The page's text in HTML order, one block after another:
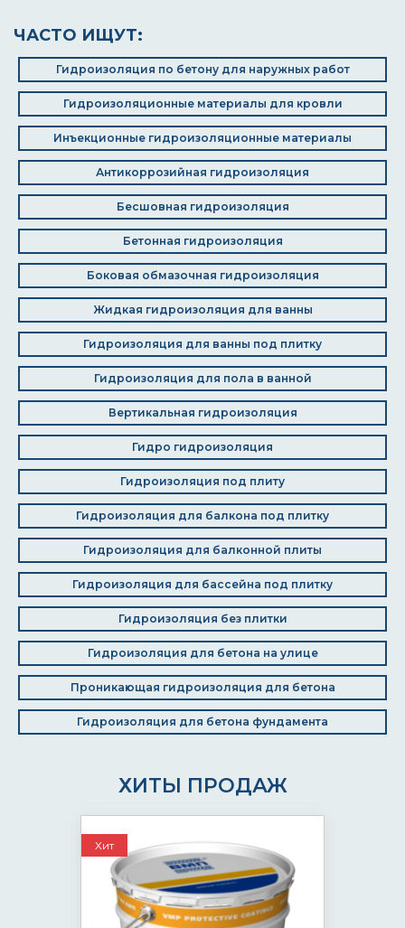
ЧАСТО ИЩУТ:
Гидроизоляция по бетону для наружных работ
Гидроизоляционные материалы для кровли
Инъекционные гидроизоляционные материалы
Антикоррозийная гидроизоляция
Бесшовная гидроизоляция
Бетонная гидроизоляция
Боковая обмазочная гидроизоляция
Жидкая гидроизоляция для ванны
Гидроизоляция для ванны под плитку
Гидроизоляция для пола в ванной
Вертикальная гидроизоляция
Гидро гидроизоляция
Гидроизоляция под плиту
Гидроизоляция для балкона под плитку
Гидроизоляция для балконной плиты
Гидроизоляция для бассейна под плитку
Гидроизоляция без плитки
Гидроизоляция для бетона на улице
Проникающая гидроизоляция для бетона
Гидроизоляция для бетона фундамента
ХИТЫ ПРОДАЖ
Хит